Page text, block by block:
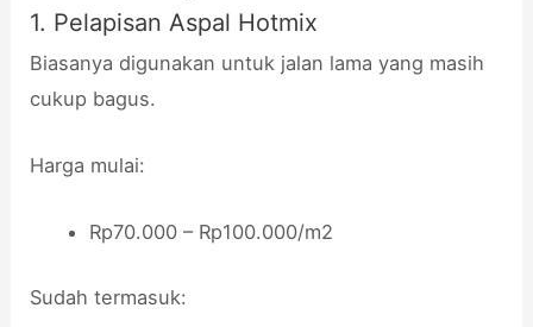
1. Pelapisan Aspal Hotmix
Biasanya digunakan untuk jalan lama yang masih
cukup bagus.
Harga mulai:
Rp70.000 – Rp100.000/m2
Sudah termasuk: